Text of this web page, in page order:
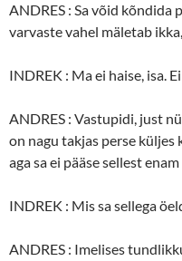
ANDRES : Sa võid kõndida
varvaste vahel mäletab
INDREK : Ma ei haise, isa.
ANDRES : Vastupidi, just
on nagu takjas perse küljes
aga sa ei pääse sellest
INDREK : Mis sa sellega
ANDRES : Imelises